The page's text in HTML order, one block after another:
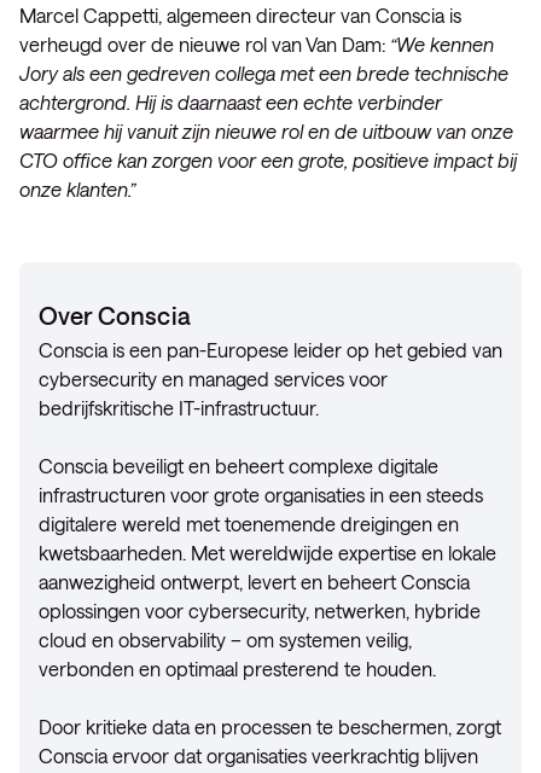
Marcel Cappetti, algemeen directeur van Conscia is
verheugd over de nieuwe rol van Van Dam: “We kennen
Jory als een gedreven collega met een brede technische
achtergrond. Hij is daarnaast een echte verbinder
waarmee hij vanuit zijn nieuwe rol en de uitbouw van onze
CTO office kan zorgen voor een grote, positieve impact bij
onze klanten.”
Over Conscia
Conscia is een pan-Europese leider op het gebied van
cybersecurity en managed services voor
bedrijfskritische IT-infrastructuur.
Conscia beveiligt en beheert complexe digitale
infrastructuren voor grote organisaties in een steeds
digitalere wereld met toenemende dreigingen en
kwetsbaarheden. Met wereldwijde expertise en lokale
aanwezigheid ontwerpt, levert en beheert Conscia
oplossingen voor cybersecurity, netwerken, hybride
cloud en observability – om systemen veilig,
verbonden en optimaal presterend te houden.
Door kritieke data en processen te beschermen, zorgt
Conscia ervoor dat organisaties veerkrachtig blijven